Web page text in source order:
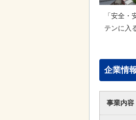
「安全
テンに入
企業情
事業内容